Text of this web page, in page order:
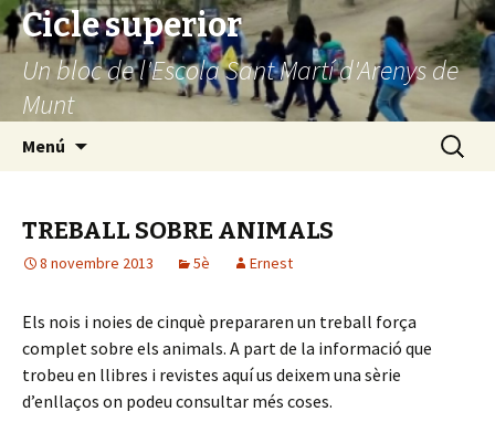
Cicle superior
Un bloc de l'Escola Sant Martí d'Arenys de
Munt
Menú Cerca:
TREBALL SOBRE ANIMALS
8 novembre 2013 5è Ernest
Els nois i noies de cinquè prepararen un treball força
complet sobre els animals. A part de la informació que
trobeu en llibres i revistes aquí us deixem una sèrie
d’enllaços on podeu consultar més coses.